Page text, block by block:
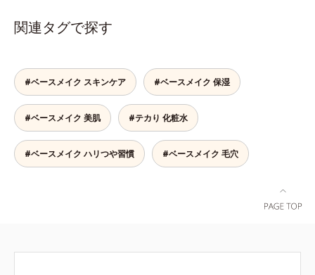
ォータープルーフ(*4)だから、レジ
ャーにも大活躍してくれます。*1
合＝セミマット肌を叶える球状と板
状の粉体*2 シリカ6種類、セルロー
ス*3 シリカ配合＝皮脂を吸着する
粉体*4 化粧持ち性能
拡散効果で乾燥小ジワや毛穴もカバ
ーします。【ラスティング効果】皮
主成分を選択的に吸収し、うるおい
はしっかり残すことでカバー力を保
ちます。*1 メイク効果による*2 角
層の範囲内*3 スキンプロテクト※
防ぐ複合成分 ※ ビルベリー葉エ
キス、タベブイアインペチギノサ樹
に乱反射させ、毛穴をふんわりぼか
します。さらに乾燥を感じたら水分
もふんわり一掃。するんとハリ感の
ある肌に整えます。絶妙ベージュ色
で、黒ずみもカバー。肌をキュッと
ひきしめる植物性ひきしめ成分配合
で、テカリや化粧くずれも防ぎま
す。クリームをなじませると、さら
さらの感触のパウダーに変化。まる
をまとったグロウニュアンスパウダ
ーを新配合。リキッドのツヤ感を活
かしながらも、ふんわりと軽やかな
サラツヤ肌へと、仕上がり質感を格
上げします。うるおいパウダーを
50％配合し、さらに浸透型ヒアルロ
ン酸エキスも加えることで、お粉な
関連タグで探す
#ベースメイク スキンケア #ベースメイク 保湿
#ベースメイク 美肌 #テカり 化粧水
#ベースメイク ハリつや習慣 #ベースメイク 毛穴